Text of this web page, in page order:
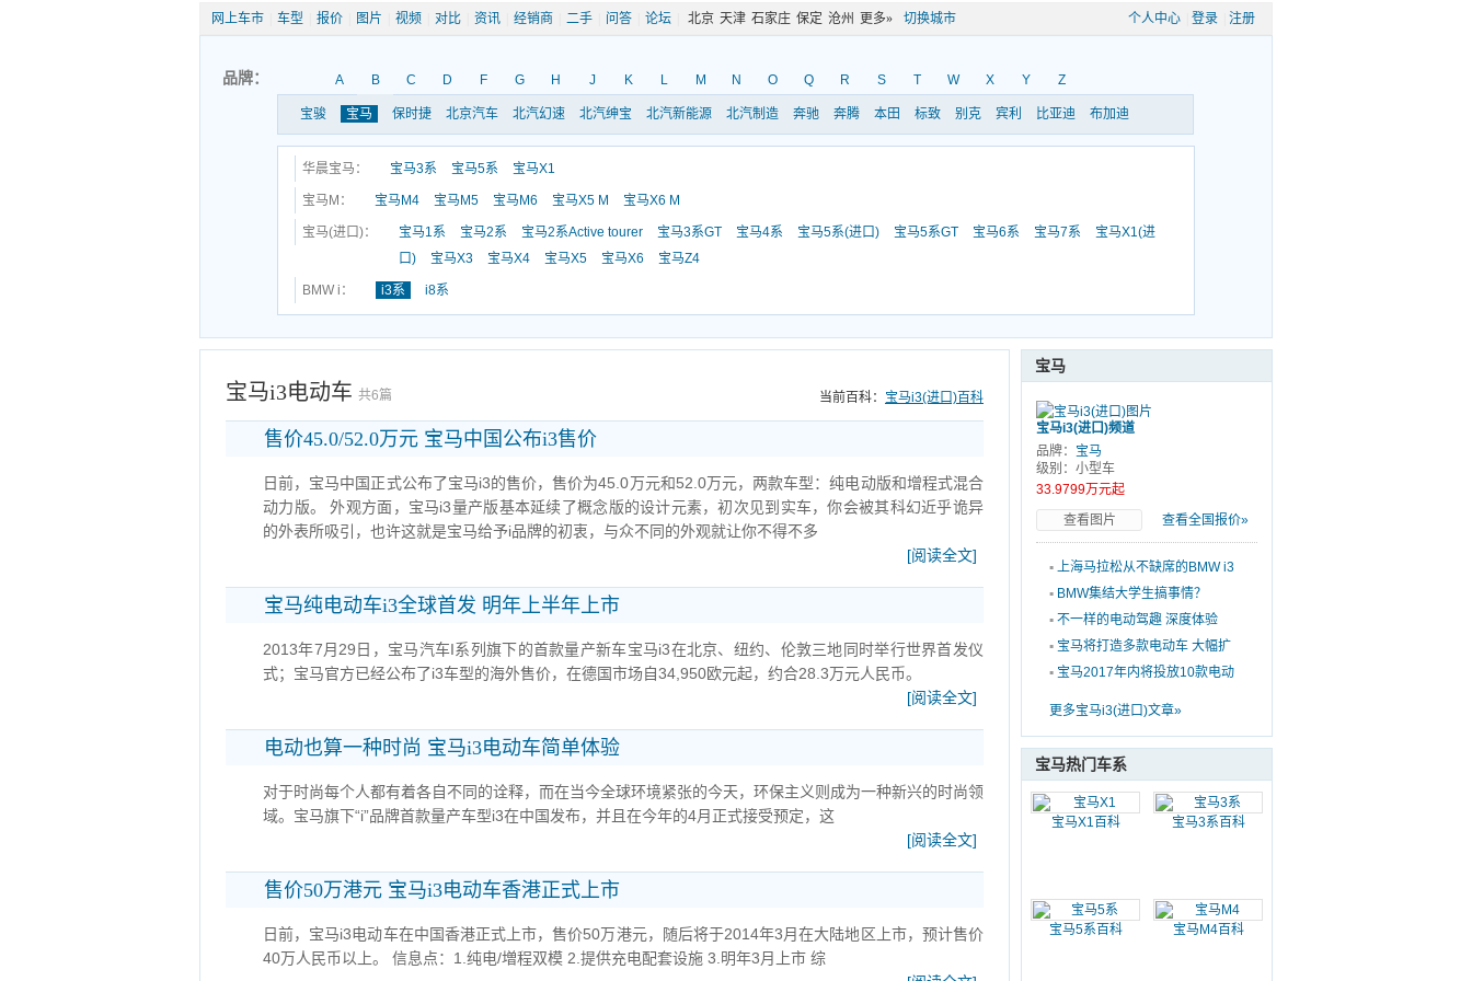
个人中心 登录 注册
网上车市 车型 报价 图片 视频 对比 资讯 经销商 二手 问答 论坛 北京 天津 石家庄 保定 沧州 更多» 切换城市
品牌： A B C D F G H J K L M N O Q R S T W X Y Z
宝骏 宝马 保时捷 北京汽车 北汽幻速 北汽绅宝 北汽新能源 北汽制造 奔驰 奔腾 本田 标致 别克 宾利 比亚迪 布加迪
华晨宝马： 宝马3系 宝马5系 宝马X1
宝马M： 宝马M4 宝马M5 宝马M6 宝马X5 M 宝马X6 M
宝马(进口)： 宝马1系 宝马2系 宝马2系Active tourer 宝马3系GT 宝马4系 宝马5系(进口) 宝马5系GT 宝马6系 宝马7系
宝马X1(进
口)
宝马X3 宝马X4 宝马X5 宝马X6 宝马Z4
BMW i： i3系 i8系
宝马
宝马i3(进口)频道
品牌： 宝马
级别：小型车
33.9799万元起
查看图片
查看全国报价»
▪ 上海马拉松从不缺席的BMW i3
即将焕新登场
▪ BMW集结大学生搞事情？
▪ 不一样的电动驾趣 深度体验
BMW i3升级款
▪ 宝马将打造多款电动车 大幅扩
张-充电桩布局
▪ 宝马2017年内将投放10款电动
更多宝马i3(进口)文章»
宝马热门车系
宝马X1百科 宝马3系百科
宝马5系百科 宝马M4百科
当前百科： 宝马i3(进口)百科
宝马i3电动车 共6篇
售价45.0/52.0万元 宝马中国公布i3售价
日前，宝马中国正式公布了宝马i3的售价，售价为45.0万元和52.0万元，两款车型：纯电动版和增程式混合
动力版。 外观方面，宝马i3量产版基本延续了概念版的设计元素，初次见到实车，你会被其科幻近乎诡异
的外表所吸引，也许这就是宝马给予i品牌的初衷，与众不同的外观就让你不得不多
[阅读全文]
宝马纯电动车i3全球首发 明年上半年上市
2013年7月29日，宝马汽车I系列旗下的首款量产新车宝马i3在北京、纽约、伦敦三地同时举行世界首发仪
式；宝马官方已经公布了i3车型的海外售价，在德国市场自34,950欧元起，约合28.3万元人民币。
[阅读全文]
电动也算一种时尚 宝马i3电动车简单体验
对于时尚每个人都有着各自不同的诠释，而在当今全球环境紧张的今天，环保主义则成为一种新兴的时尚领
域。宝马旗下“i”品牌首款量产车型i3在中国发布，并且在今年的4月正式接受预定，这
[阅读全文]
售价50万港元 宝马i3电动车香港正式上市
日前，宝马i3电动车在中国香港正式上市，售价50万港元，随后将于2014年3月在大陆地区上市，预计售价
40万人民币以上。 信息点：1.纯电/増程双模 2.提供充电配套设施 3.明年3月上市 综